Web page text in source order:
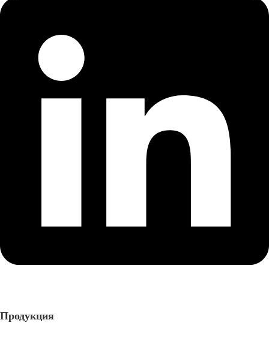
Продукция